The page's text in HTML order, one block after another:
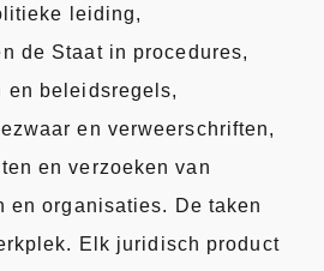
leiding,
de Staat in procedures,
en beleidsregels,
en verweerschriften,
en verzoeken van
en organisaties. De taken
Elk juridisch product